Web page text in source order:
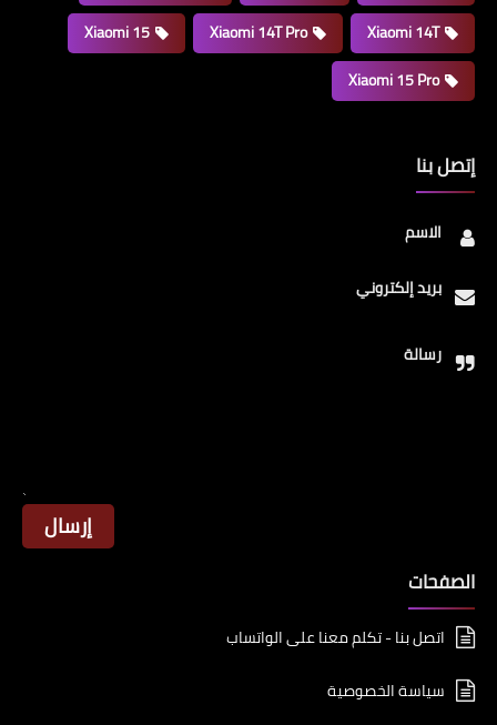
Xiaomi 14T
Xiaomi 14T Pro
Xiaomi 15
Xiaomi 15 Pro
إتصل بنا
الاسم
بريد إلكتروني
رسالة
الصفحات
اتصل بنا - تكلم معنا على الواتساب
سياسة الخصوصية